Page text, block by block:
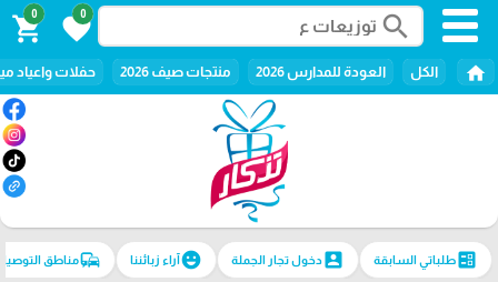
search
0
favorite
0
shopping_cart
home الكل العودة للمدارس 2026 منتجات صيف 2026 حفلات واعياد
ballotطلباتي السابقة account_boxدخول تجار الجملة emoji_emotionsآراء زبائننا commuteمناطق